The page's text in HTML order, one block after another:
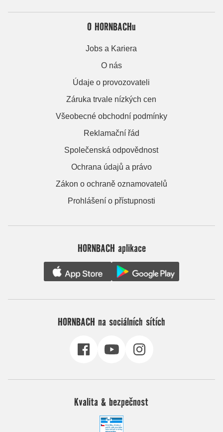
O HORNBACHu
Jobs a Kariera
O nás
Údaje o provozovateli
Záruka trvale nízkých cen
Všeobecné obchodní podmínky
Reklamační řád
Společenská odpovědnost
Ochrana údajů a právo
Zákon o ochraně oznamovatelů
Prohlášení o přístupnosti
HORNBACH aplikace
HORNBACH na sociálních sítích
Kvalita & bezpečnost